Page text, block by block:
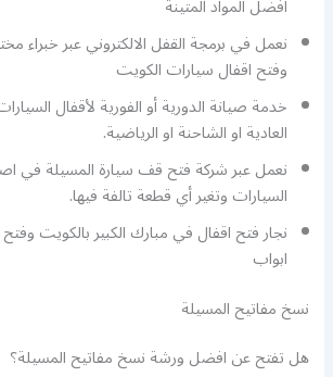
افضل المواد المتينة
نعمل في برمجة القفل الالكتروني عبر خبراء
وفتح اقفال سيارات الكويت
خدمة صيانة الدورية أو الفورية لأقفال
العادية او الشاحنة او الرياضية.
نعمل عبر شركة فتح قف سيارة المسيلة في
السيارات وتغير أي قطعة تالفة فيها.
نجار فتح اقفال في مبارك الكبير بالكويت
ابواب
نسخ مفاتيح المسيلة
هل تفتح عن افضل ورشة نسخ مفاتيح المسيلة؟